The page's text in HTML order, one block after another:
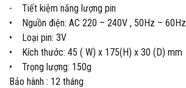
- Tiết kiệm năng lượng pin
• Nguồn điện: AC 220 – 240V , 50Hz – 60Hz
• Loại pin: 3V
• Kích thước: 45 ( W) x 175(H) x 30 (D) mm
• Trọng lượng: 150g
Bảo hành : 12 tháng